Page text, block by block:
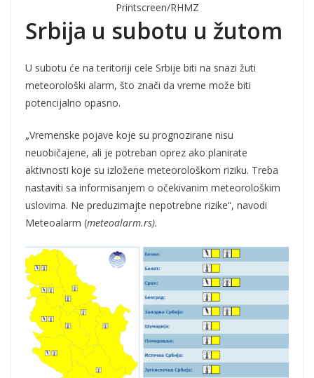
Printscreen/RHMZ
Srbija u subotu u žutom
U subotu će na teritoriji cele Srbije biti na snazi žuti
meteorološki alarm, što znači da vreme može biti
potencijalno opasno.
„Vremenske pojave koje su prognozirane nisu
neuobičajene, ali je potreban oprez ako planirate
aktivnosti koje su izložene meteorološkom riziku. Treba
nastaviti sa informisanjem o očekivanim meteorološkim
uslovima. Ne preduzimajte nepotrebne rizike“, navodi
Meteoalarm (meteoalarm.rs).